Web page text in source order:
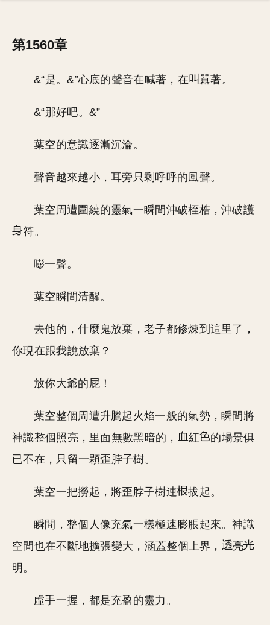
第1560章
&“是。&”心底的聲音在喊著，在 囂著。
&“那好吧。&”
葉空的意識逐漸沉淪。
聲音越來越小，耳旁只剩呼呼的風聲。
葉空周遭圍繞的靈氣一瞬間沖破桎梏，沖破護
符。
嘭一聲。
葉空瞬間清醒。
去他的，什麼鬼放棄，老子都修煉到這里了，
你現在跟我說放棄？
放你大爺的屁！
葉空整個周遭升騰起火焰一般的氣勢，瞬間將
神識整個照亮，里面無數黑暗的，
紅
的場景俱
已不在，只留一顆歪脖子樹。
葉空一把撈起，將歪脖子樹連 拔起。
瞬間，整個人像充氣一樣極速膨脹起來。神識
空間也在不斷地擴張變大，涵蓋整個上界，
亮
明。
虛手一握，都是充盈的靈力。